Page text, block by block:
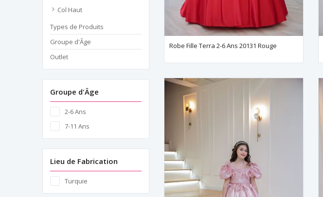
Col Haut
Types de Produits
Groupe d'Âge
Outlet
Groupe d'Âge
2-6 Ans
7-11 Ans
Lieu de Fabrication
Turquie
Robe Fille Terra 2-6 Ans 20131 Rouge